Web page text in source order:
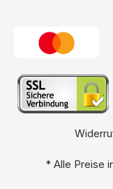
* Alle Preise